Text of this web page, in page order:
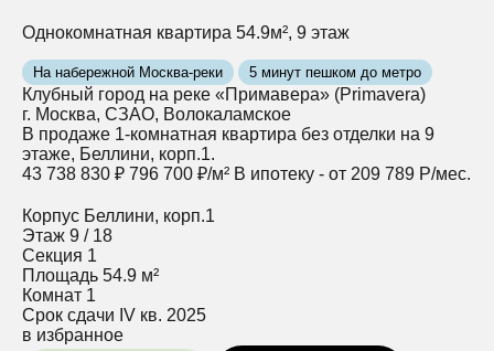
Однокомнатная квартира 54.9м², 9 этаж
На набережной Москва-реки 5 минут пешком до метро
Клубный город на реке «Примавера» (Primavera)
г. Москва, СЗАО, Волокаламское
В продаже 1-комнатная квартира без отделки на 9
этаже, Беллини, корп.1.
43 738 830 ₽ 796 700 ₽/м² В ипотеку - от 209 789 Р/мес.
Корпус Беллини, корп.1
Этаж 9 / 18
Секция 1
Площадь 54.9 м²
Комнат 1
Срок сдачи IV кв. 2025
в избранное